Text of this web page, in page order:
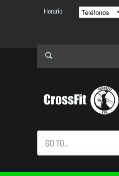
Horario
GO TO...